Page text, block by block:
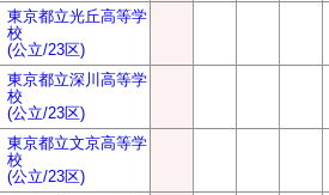
東京都立光丘高等学
校
(公立/23区)
東京都立深川高等学
校
(公立/23区)
東京都立文京高等学
校
(公立/23区)